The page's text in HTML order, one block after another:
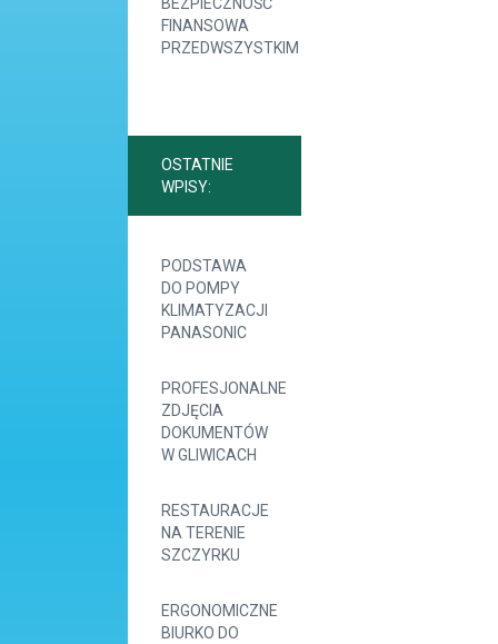
FINANSOWA
PRZEDWSZYSTKIM
OSTATNIE
WPISY:
PODSTAWA
DO POMPY
KLIMATYZACJI
PANASONIC
PROFESJONALNE
ZDJĘCIA
DOKUMENTÓW
W GLIWICACH
RESTAURACJE
NA TERENIE
SZCZYRKU
ERGONOMICZNE
BIURKO DO